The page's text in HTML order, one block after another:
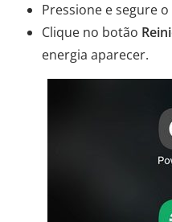
Pressione e segure
Clique no botão
energia aparecer.